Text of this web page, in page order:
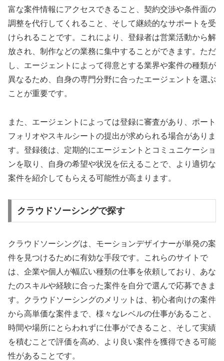
富な案件情報にアクセスできること、契約交渉や条件面の
調整を代行してくれること、そして継続的なサポートを受
けられることです。これにより、登録者は営業活動から解
放され、制作などの業務に集中することができます。ただ
し、エージェントによって得意とする業界や案件の種類が
異なるため、自身の専門分野に合ったエージェントを選ぶ
ことが重要です。
また、エージェントによっては登録に審査があり、ポート
フォリオやスキルシートの提出が求められる場合がありま
す。登録後は、定期的にエージェントとコミュニケーショ
ンを取り、自身の希望や状況を伝えることで、より適切な
案件を紹介してもらえる可能性が高まります。
クラウドソーシングで探す
クラウドソーシングは、モーションデザイナーが単発の案
件を見つけるために有効な手段です。これらのサイトで
は、企業や個人が幅広い種類の仕事を依頼しており、あな
たのスキルや経験に合った案件を自分で選んで応募できま
す。クラウドソーシングのメリットは、初心者向けの案件
から高単価な案件まで、様々なレベルの仕事があること、
時間や場所にとらわれずに仕事ができること、そして実績
を積むことで評価を高め、より良い案件を獲得できる可能
性があることです。